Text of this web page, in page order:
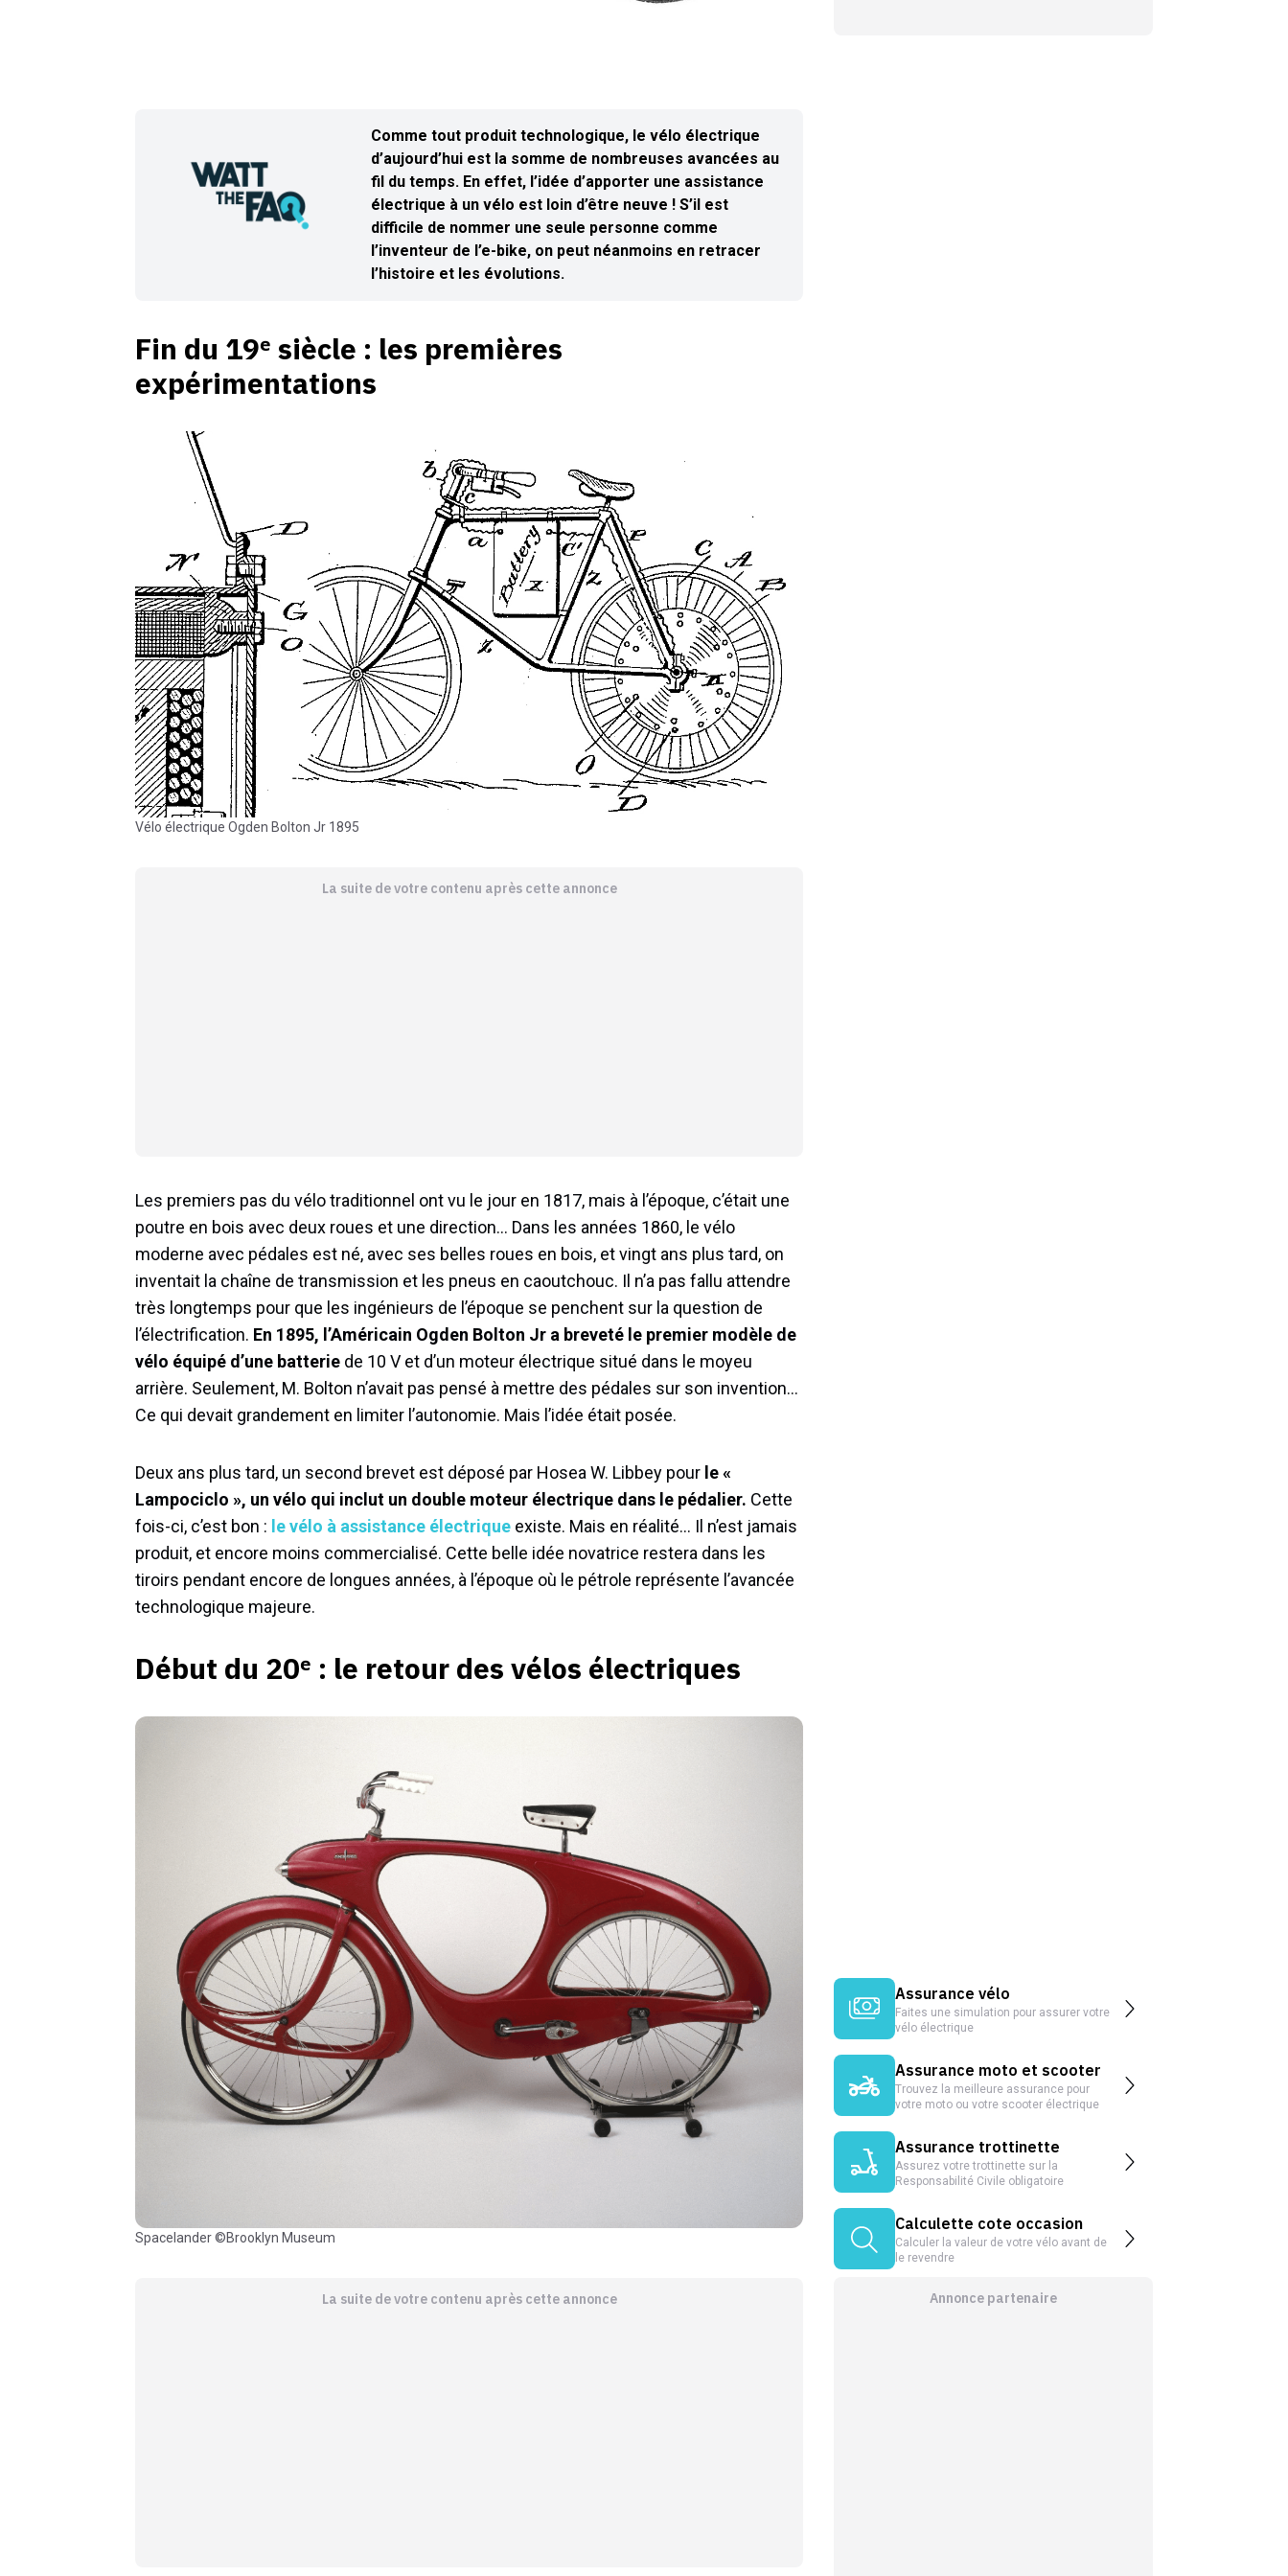
Comme tout produit technologique, le vélo électrique
d’aujourd’hui est la somme de nombreuses avancées au
fil du temps. En effet, l’idée d’apporter une assistance
électrique à un vélo est loin d’être neuve ! S’il est
difficile de nommer une seule personne comme
l’inventeur de l’e-bike, on peut néanmoins en retracer
l’histoire et les évolutions.
Fin du 19ᵉ siècle : les premières
expérimentations
Vélo électrique Ogden Bolton Jr 1895
La suite de votre contenu après cette annonce
Les premiers pas du vélo traditionnel ont vu le jour en 1817, mais à l’époque, c’était une
poutre en bois avec deux roues et une direction… Dans les années 1860, le vélo
moderne avec pédales est né, avec ses belles roues en bois, et vingt ans plus tard, on
inventait la chaîne de transmission et les pneus en caoutchouc. Il n’a pas fallu attendre
très longtemps pour que les ingénieurs de l’époque se penchent sur la question de
l’électrification. En 1895, l’Américain Ogden Bolton Jr a breveté le premier modèle de
vélo équipé d’une batterie de 10 V et d’un moteur électrique situé dans le moyeu
arrière. Seulement, M. Bolton n’avait pas pensé à mettre des pédales sur son invention…
Ce qui devait grandement en limiter l’autonomie. Mais l’idée était posée.
Deux ans plus tard, un second brevet est déposé par Hosea W. Libbey pour le «
Lampociclo », un vélo qui inclut un double moteur électrique dans le pédalier. Cette
fois-ci, c’est bon : le vélo à assistance électrique existe. Mais en réalité… Il n’est jamais
produit, et encore moins commercialisé. Cette belle idée novatrice restera dans les
tiroirs pendant encore de longues années, à l’époque où le pétrole représente l’avancée
technologique majeure.
Début du 20ᵉ : le retour des vélos électriques
Spacelander ©Brooklyn Museum
La suite de votre contenu après cette annonce
Assurance vélo
Faites une simulation pour assurer votre
vélo électrique
Assurance moto et scooter
Trouvez la meilleure assurance pour
votre moto ou votre scooter électrique
Assurance trottinette
Assurez votre trottinette sur la
Responsabilité Civile obligatoire
Calculette cote occasion
Calculer la valeur de votre vélo avant de
le revendre
Annonce partenaire